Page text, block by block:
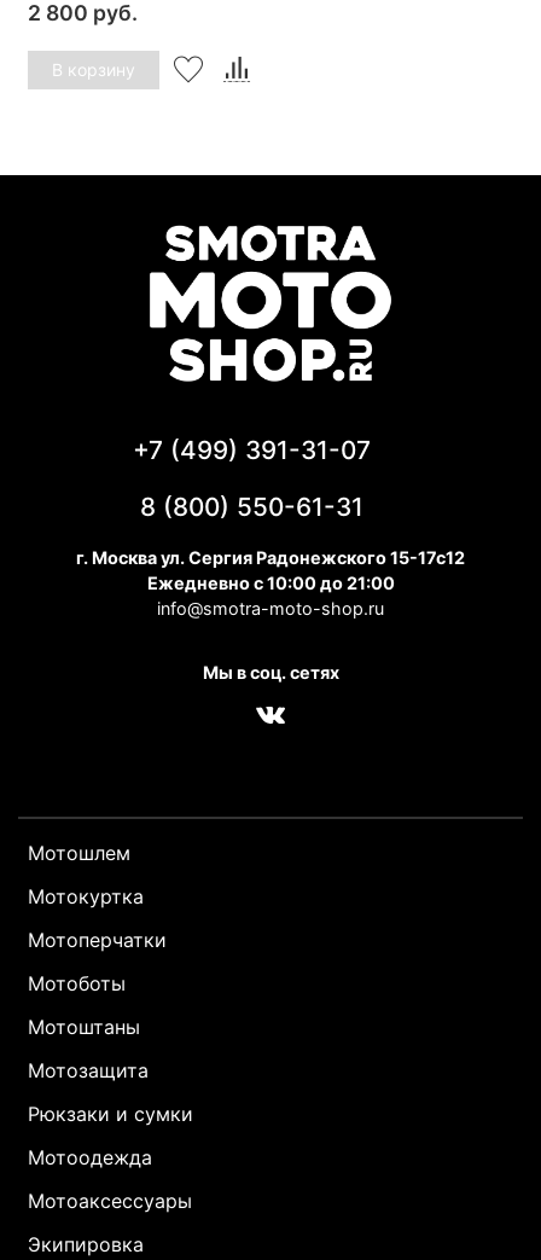
2 800 руб.
В корзину
Мотошлем
Мотокуртка
Мотоперчатки
Мотоботы
Мотоштаны
Мотозащита
Рюкзаки и сумки
Мотоодежда
Мотоаксессуары
Экипировка
+7 (499) 391-31-07
8 (800) 550-61-31
г. Москва ул. Сергия Радонежского 15-17с12
Ежедневно с 10:00 до 21:00
info@smotra-moto-shop.ru
Мы в соц. сетях